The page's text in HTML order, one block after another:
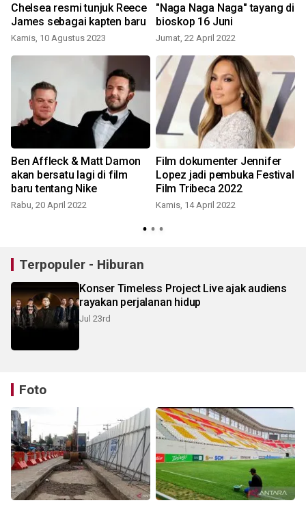
Chelsea resmi tunjuk Reece
James sebagai kapten baru
Kamis, 10 Agustus 2023
"Naga Naga Naga" tayang di
bioskop 16 Juni
Jumat, 22 April 2022
Ben Affleck & Matt Damon
akan bersatu lagi di film
baru tentang Nike
Rabu, 20 April 2022
Film dokumenter Jennifer
Lopez jadi pembuka Festival
Film Tribeca 2022
Kamis, 14 April 2022
Terpopuler - Hiburan
Konser Timeless Project Live ajak audiens
rayakan perjalanan hidup
Jul 23rd
Foto